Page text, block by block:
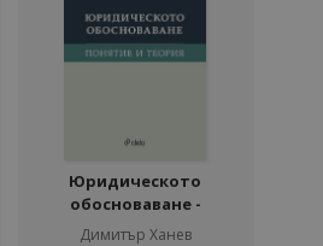
Юридическото
обосноваване -
Понятие и теория
Димитър Ханев